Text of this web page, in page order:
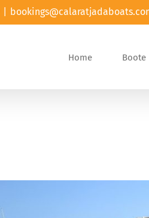
Home Boote